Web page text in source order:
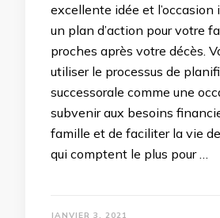
excellente idée et l’occasion
un plan d’action pour votre
proches après votre décès.
utiliser le processus de
successorale comme une
subvenir aux besoins
famille et de faciliter la vie
qui comptent le plus pour …
JANVIER 3, 2021